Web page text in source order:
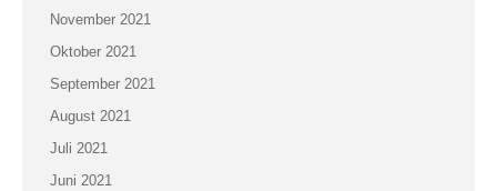
November 2021
Oktober 2021
September 2021
August 2021
Juli 2021
Juni 2021